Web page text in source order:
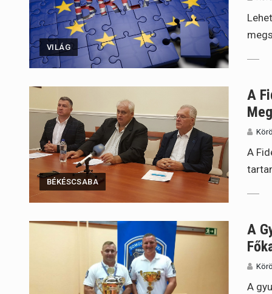
VILÁG
BÉKÉSCSABA
A
A
A
A